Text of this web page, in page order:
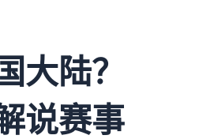
大陆？
说赛事